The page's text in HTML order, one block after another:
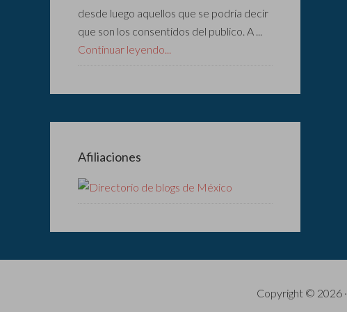
desde luego aquellos que se podría decir
que son los consentidos del publico. A ...
Continuar leyendo...
Afiliaciones
Copyright © 2026 ·